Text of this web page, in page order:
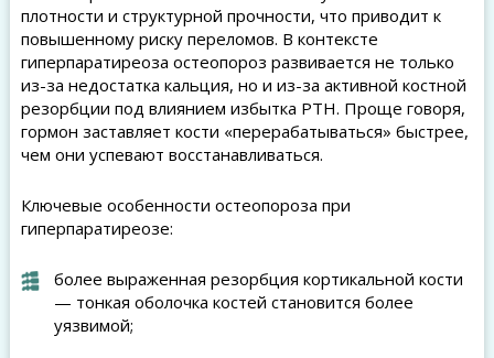
плотности и структурной прочности, что приводит к
повышенному риску переломов. В контексте
гиперпаратиреоза остеопороз развивается не только
из-за недостатка кальция, но и из-за активной костной
резорбции под влиянием избытка PTH. Проще говоря,
гормон заставляет кости «перерабатываться» быстрее,
чем они успевают восстанавливаться.
Ключевые особенности остеопороза при
гиперпаратиреозе:
более выраженная резорбция кортикальной кости
— тонкая оболочка костей становится более
уязвимой;